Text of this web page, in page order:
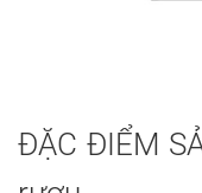
ĐẶC ĐIỂM